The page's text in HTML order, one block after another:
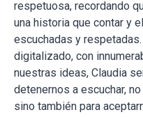
respetuosa, recordando
una historia que contar y
escuchadas y
digitalizado, con
nuestras ideas, Claudia
detenernos a escuchar,
sino también para